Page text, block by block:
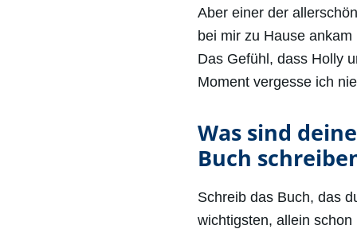
Aber einer der
bei mir zu Hause
Das Gefühl, dass Holly
Moment vergesse ich
Was sind
Buch
Schreib das Buch, das
wichtigsten, allein schon